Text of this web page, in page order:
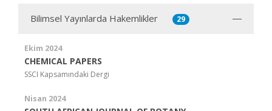
Bilimsel Yayınlarda Hakemlikler 29
Ekim 2024
CHEMICAL PAPERS
SSCI Kapsamındaki Dergi
Nisan 2024